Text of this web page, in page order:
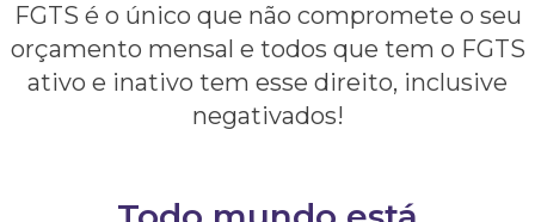
FGTS é o único que não compromete o seu
orçamento mensal e todos que tem o FGTS
ativo e inativo tem esse direito, inclusive
negativados!